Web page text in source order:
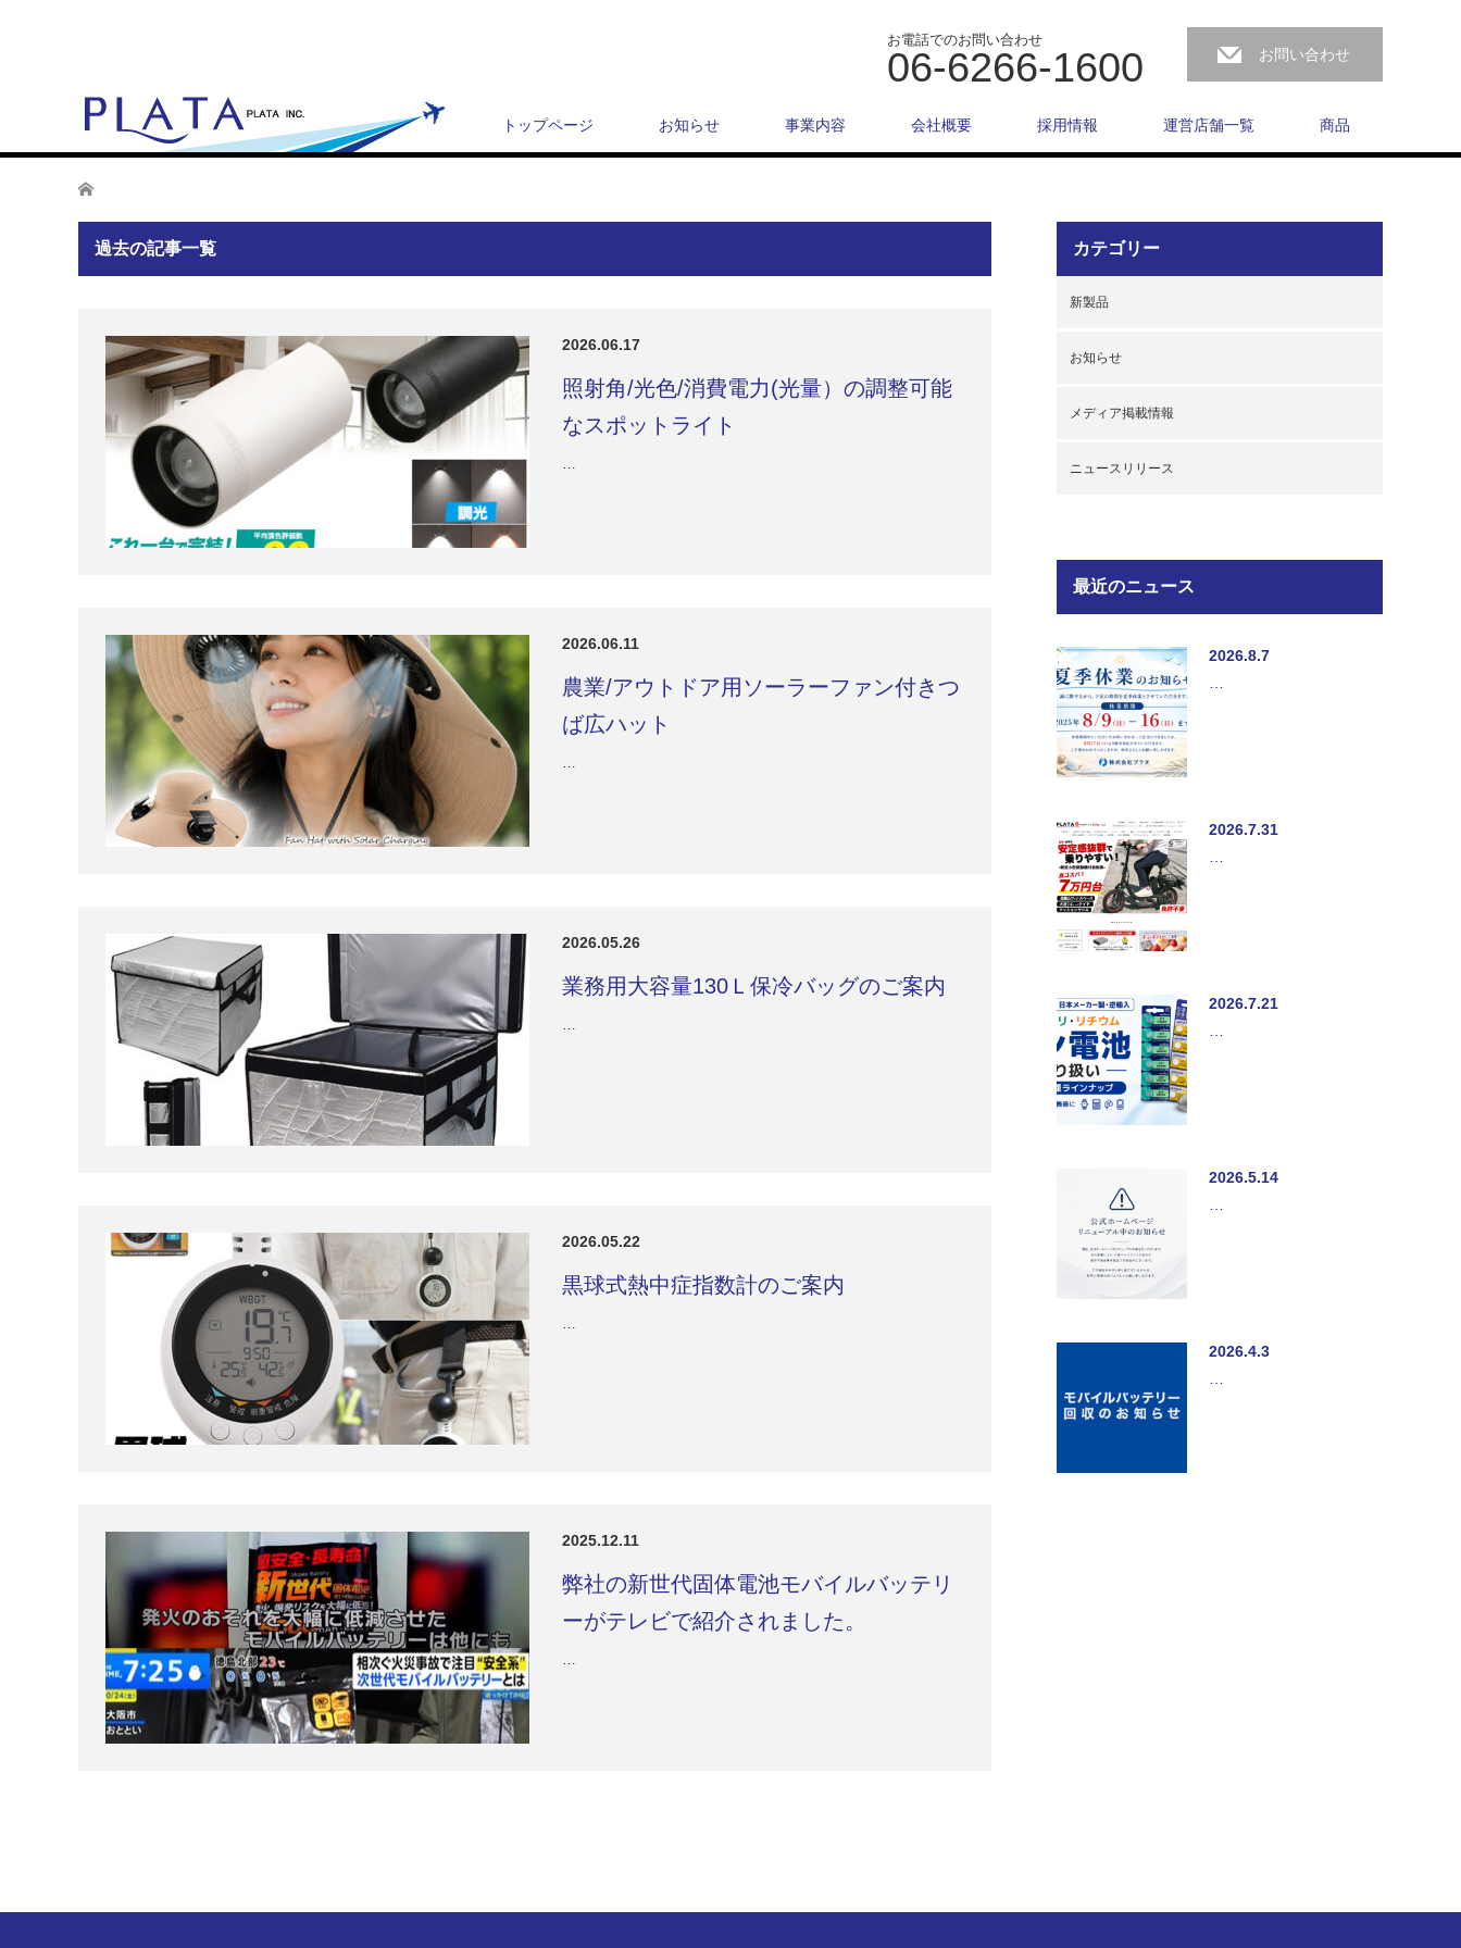
お電話でのお問い合わせ
06-6266-1600 お問い合わせ
トップページ お知らせ 事業内容 会社概要 採用情報 運営店舗一覧 商品
ホーム
過去の記事一覧
2026.06.17
照射角/光色/消費電力(光量）の調整可能
なスポットライト
…
2026.06.11
農業/アウトドア用ソーラーファン付きつ
ば広ハット
…
2026.05.26
業務用大容量130Ｌ保冷バッグのご案内
…
2026.05.22
黒球式熱中症指数計のご案内
…
2025.12.11
弊社の新世代固体電池モバイルバッテリ
ーがテレビで紹介されました。
…
カテゴリー
新製品
お知らせ
メディア掲載情報
ニュースリリース
最近のニュース
2026.8.7
2026.7.31
2026.7.21
2026.5.14
2026.4.3